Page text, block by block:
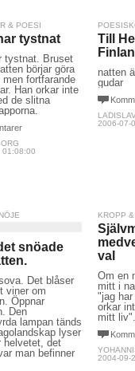
& POESI
tystnat
tystnat. Bruset
börjar göra
fortfarande
Han orkar inte
de slitna
01:08:00
Till
natten
gudar
2006-07-
snöade
Det blåser
viner om
Öppnar
Den
lampan tänds
lyser
helvetet, det
man befinner
KROPP
val
Om en
mitt i
"jag
orkar
mitt
2004-09-